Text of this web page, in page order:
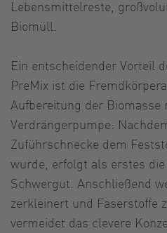
Lebensmittelreste,
Biomüll.
Ein entscheidender Vorteil
PreMix ist die
Aufbereitung der
Verdrängerpumpe:
Zuführschnecke dem
wurde, erfolgt als erstes
Schwergut. Anschließend
zerkleinert und Faserstoffe
vermeidet das clevere